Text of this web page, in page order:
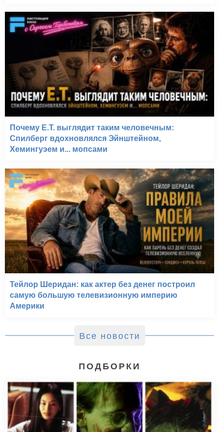
Почему E.T. выглядит таким человечным:
Спилберг вдохновлялся Эйнштейном,
Хемингуэем и... мопсами
Тейлор Шеридан: как актер без денег построил
самую большую телевизионную империю
Америки
Все новости
ПОДБОРКИ